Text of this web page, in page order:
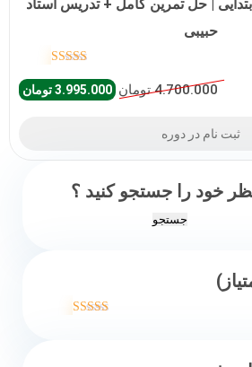
| حل تمرین کامل + تدریس استاد
حبیبی
5
4.700.000 تومان قیمت
3.995.000تومان
ثبت نام در دوره
خود را جستجو کنید ؟
جستجو